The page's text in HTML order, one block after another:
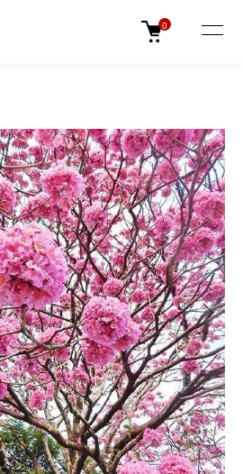
0